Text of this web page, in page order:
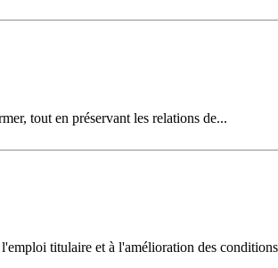
tout en préservant les relations de...
titulaire et à l'amélioration des